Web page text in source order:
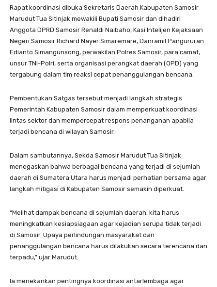
Rapat koordinasi dibuka Sekretaris Daerah Kabupaten Samosir
Marudut Tua Sitinjak mewakili Bupati Samosir dan dihadiri
Anggota DPRD Samosir Renaldi Naibaho, Kasi Intelijen Kejaksaan
Negeri Samosir Richard Nayer Simaremare, Danramil Pangururan
Edianto Simangunsong, perwakilan Polres Samosir, para camat,
unsur TNI-Polri, serta organisasi perangkat daerah (OPD) yang
tergabung dalam tim reaksi cepat penanggulangan bencana.
Pembentukan Satgas tersebut menjadi langkah strategis
Pemerintah Kabupaten Samosir dalam memperkuat koordinasi
lintas sektor dan mempercepat respons penanganan apabila
terjadi bencana di wilayah Samosir.
Dalam sambutannya, Sekda Samosir Marudut Tua Sitinjak
menegaskan bahwa berbagai bencana yang terjadi di sejumlah
daerah di Sumatera Utara harus menjadi perhatian bersama agar
langkah mitigasi di Kabupaten Samosir semakin diperkuat.
“Melihat dampak bencana di sejumlah daerah, kita harus
meningkatkan kesiapsiagaan agar kejadian serupa tidak terjadi
di Samosir. Upaya perlindungan masyarakat dan
penanggulangan bencana harus dilakukan secara terencana dan
terpadu,” ujar Marudut.
Ia menekankan pentingnya koordinasi antarlembaga agar